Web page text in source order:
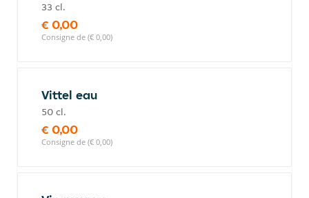
33 cl.
€ 0,00
Consigne de (€ 0,00)
Vittel eau
50 cl.
€ 0,00
Consigne de (€ 0,00)